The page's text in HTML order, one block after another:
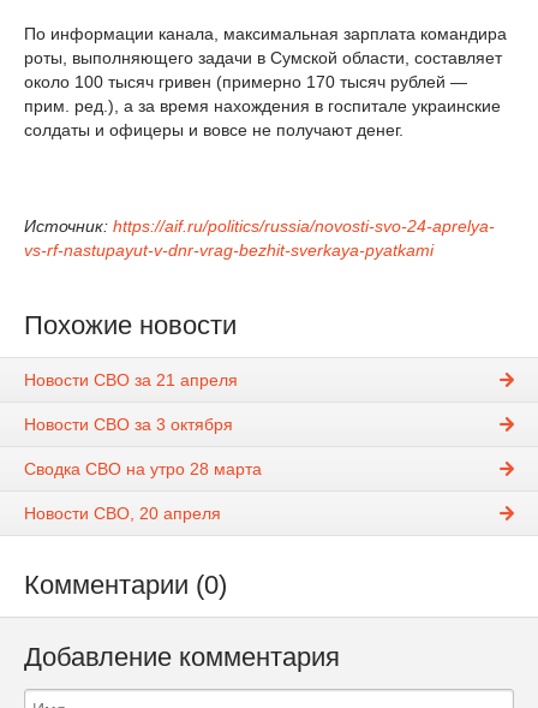
По информации канала, максимальная зарплата командира
роты, выполняющего задачи в Сумской области, составляет
около 100 тысяч гривен (примерно 170 тысяч рублей —
прим. ред.), а за время нахождения в госпитале украинские
солдаты и офицеры и вовсе не получают денег.
Источник: https://aif.ru/politics/russia/novosti-svo-24-aprelya-
vs-rf-nastupayut-v-dnr-vrag-bezhit-sverkaya-pyatkami
Похожие новости
Новости СВО за 21 апреля
Новости СВО за 3 октября
Сводка СВО на утро 28 марта
Новости СВО, 20 апреля
Комментарии (0)
Добавление комментария